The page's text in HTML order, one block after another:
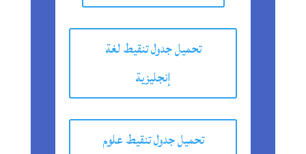
تحميل جدول تنقيط لغة
إنجليزية
تحميل جدول تنقيط علوم